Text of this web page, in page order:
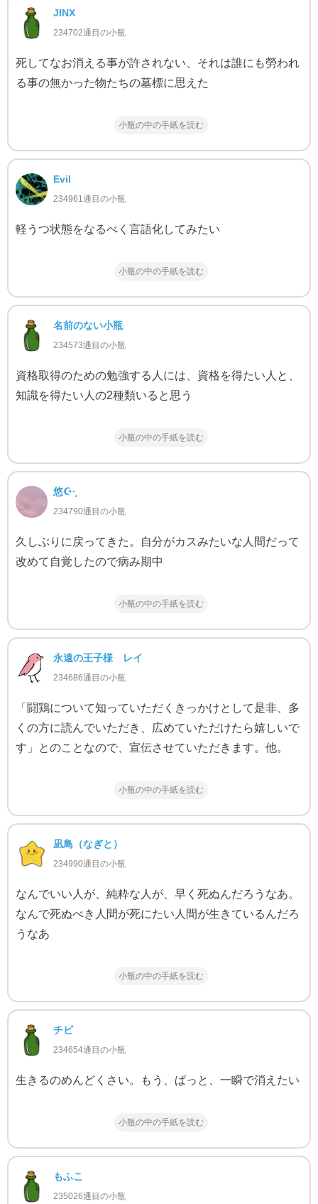
JINX
234702通目の小瓶
死してなお消える事が許されない、それは誰にも勞われ
る事の無かった物たちの墓標に思えた
小瓶の中の手紙を読む
Evil
234961通目の小瓶
軽うつ状態をなるべく言語化してみたい
小瓶の中の手紙を読む
名前のない小瓶
234573通目の小瓶
資格取得のための勉強する人には、資格を得たい人と、
知識を得たい人の2種類いると思う
小瓶の中の手紙を読む
悠☪·̩͙
234790通目の小瓶
久しぶりに戻ってきた。自分がカスみたいな人間だって
改めて自覚したので病み期中
小瓶の中の手紙を読む
永遠の王子様 レイ
234686通目の小瓶
「闘鶏について知っていただくきっかけとして是非、多
くの方に読んでいただき、広めていただけたら嬉しいで
す」とのことなので、宣伝させていただきます。他。
小瓶の中の手紙を読む
凪鳥（なぎと）
234990通目の小瓶
なんでいい人が、純粋な人が、早く死ぬんだろうなあ。
なんで死ぬべき人間が死にたい人間が生きているんだろ
うなあ
小瓶の中の手紙を読む
チビ
234654通目の小瓶
生きるのめんどくさい。もう、ぱっと、一瞬で消えたい
小瓶の中の手紙を読む
もふこ
235026通目の小瓶